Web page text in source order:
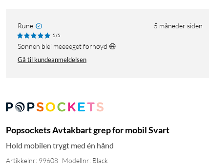
Rune 5 måneder siden
5/5
Sønnen blei meeeeget fornøyd 😄
Gå til kundeanmeldelsen
Popsockets Avtakbart grep for mobil Svart
Hold mobilen trygt med én hånd
Artikkelnr: 99608 Modellnr: Black